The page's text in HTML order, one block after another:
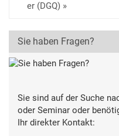
er (DGQ) »
Sie haben Fragen?
Sie sind auf der Suche
oder Seminar oder
Ihr direkter Kontakt: